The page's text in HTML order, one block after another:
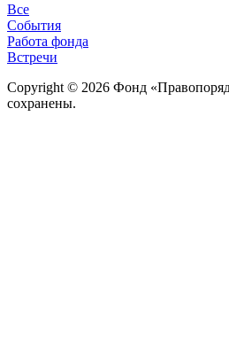
Все
События
Работа фонда
Встречи
Copyright © 2026 Фонд
сохранены.